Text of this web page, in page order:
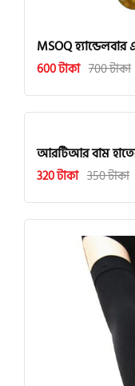
MSOQ
600 টাকা 700 টাকা
আরটিআর বাম
320 টাকা 350 টাকা